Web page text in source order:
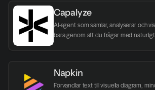
Capalyze
AI-agent som samlar, analyserar och
bara genom att du frågar med
Napkin
Förvandlar text till visuella diagram,